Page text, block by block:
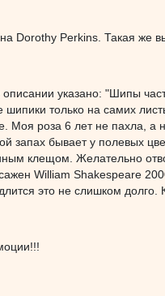
Dorothy Perkins. Такая же
указано: "Шипы
шипики только на самих
Моя роза 6 лет не пахла,
запах бывает у полевых
клещом. Желательно
William Shakespeare
это не слишком долго.